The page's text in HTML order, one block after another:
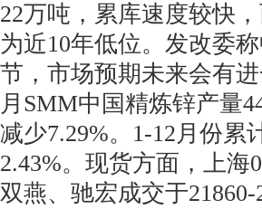
22万吨，累库速度较快
为近10年低位。发改委
节，市场预期未来会有
月SMM中国精炼锌产量
减少7.29%。1-12月份累
2.43%。现货方面，上海
双燕、驰宏成交于